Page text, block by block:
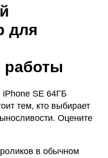
для
работы
iPhone SE 64ГБ
тем, кто выбирает
Оцените
в обычном